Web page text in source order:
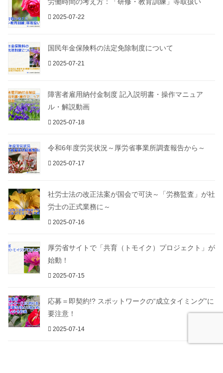
労働時間の考え方：「研修・教育訓練」等取扱い
2025-07-22
国民年金保険料の法定免除制度について
2025-07-21
障害者雇用納付金制度 記入説明書・操作マニュア
ル・解説動画
2025-07-18
令和6年度労災状況～厚労省事業所調査報告から～
2025-07-17
社労士法の改正法案が国会で可決～「労務監査」が社
労士の正式業務に～
2025-07-16
厚労省サイトで「共育（トモイク）プロジェクト」が
始動！
2025-07-15
応募＝即契約!? スポットワークの“成立タイミング”に
要注意！
2025-07-14